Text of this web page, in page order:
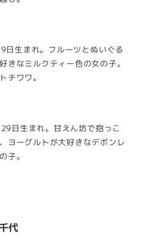
日生まれ。フルーツとぬいぐる
きなミルクティー色の女の子。
チワワ。
日生まれ。甘えん坊で抱っこ
ヨーグルトが大好きなデボンレ
子。
代